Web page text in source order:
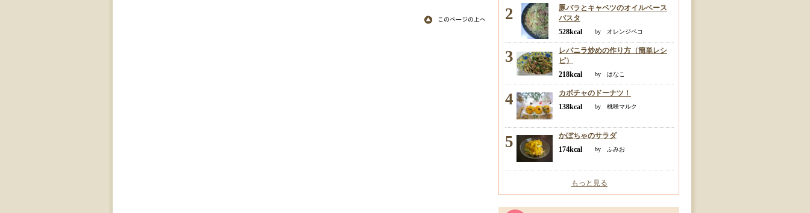
2
豚バラとキャベツのオイルベース
パスタ
528kcal
by オレンジペコ
3
レバニラ炒めの作り方（簡単レシ
ピ）
218kcal
by はなこ
4
カボチャのドーナツ！
138kcal
by 桃咲マルク
5
かぼちゃのサラダ
174kcal
by ふみお
もっと見る